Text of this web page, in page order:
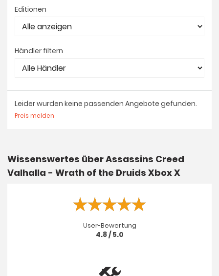
Editionen
Händler filtern
Leider wurden keine passenden Angebote gefunden.
Preis melden
Wissenswertes über Assassins Creed
Valhalla - Wrath of the Druids Xbox X
User-Bewertung
4.8 / 5.0